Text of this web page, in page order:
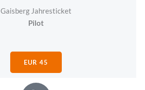
Gaisberg Jahresticket
Pilot
EUR 45